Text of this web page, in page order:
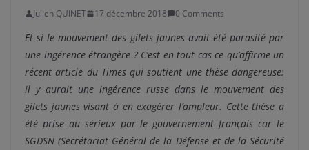
Julien QUINET 17 décembre 2018 0 Comments
Et si le mouvement des gilets jaunes avait été parasité par
une ingérence étrangère ? C’est en tout cas ce qu’affirme un
récent article du Times qui soutient une thèse dangereuse:
il y aurait une ingérence russe dans le mouvement des
gilets jaunes visant à en exagérer l’ampleur. Cette thèse a
été prise au sérieux par le gouvernement français car le
SGDSN (Secrétariat Général de la Défense et de la Sécurité